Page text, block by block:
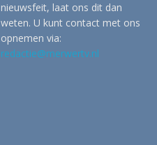
nieuwsfeit, laat ons dit dan
weten. U kunt contact met ons
opnemen via:
redactie@merwertv.nl